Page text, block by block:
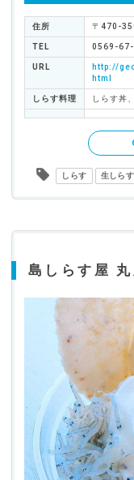
住所 〒470-
TEL 0569-
URL
http://
html
しらす料理 しらす丼
しらす 生しら
島しらす屋 丸